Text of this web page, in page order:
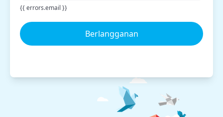
{{ errors.email }}
Berlangganan